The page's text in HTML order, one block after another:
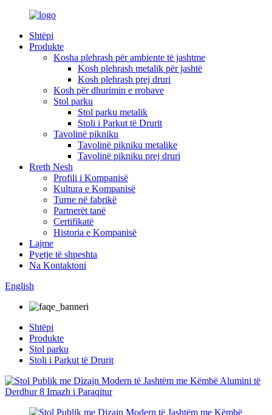
Shtëpi
Produkte
Kosha plehrash për ambiente të jashtme
Kosh plehrash metalik për jashtë
Kosh plehrash prej druri
Kosh për dhurimin e rrobave
Stol parku
Stol parku metalik
Stoli i Parkut të Drurit
Tavolinë pikniku
Tavolinë pikniku metalike
Tavolinë pikniku prej druri
Rreth Nesh
Profili i Kompanisë
Kultura e Kompanisë
Turne në fabrikë
Partnerët tanë
Certifikatë
Historia e Kompanisë
Lajme
Pyetje të shpeshta
Na Kontaktoni
English
Shtëpi
Produkte
Stol parku
Stoli i Parkut të Drurit